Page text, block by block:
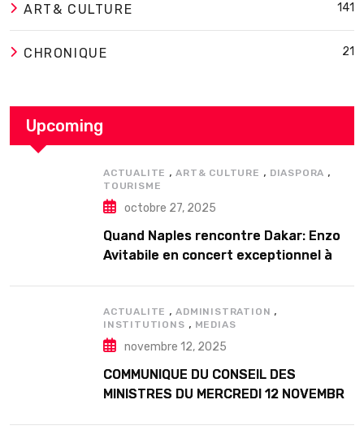
ART& CULTURE 141
CHRONIQUE 21
Upcoming
ACTUALITE ,ART& CULTURE , DIASPORA ,
TOURISME
octobre 27, 2025
Quand Naples rencontre Dakar: Enzo
Avitabile en concert exceptionnel à
ACTUALITE ,ADMINISTRATION ,
INSTITUTIONS , MEDIAS
novembre 12, 2025
COMMUNIQUE DU CONSEIL DES
MINISTRES DU MERCREDI 12 NOVEMBRE